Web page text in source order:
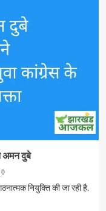
अमन दुबे
0
नियुक्ति की जा रही है.